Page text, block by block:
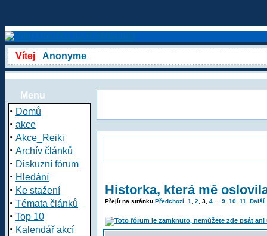
Vítej Anonyme
Menu
· Domů
· akce
· Akce_Reiki
· Archív článků
· Diskuzní fórum
· Hledání
· Ke stažení
· Témata článků
· Top 10
· Kalendář akcí
Historka, která mě
Přejít na stránku Předchozí 1 2 3 4 9 10 11 Další